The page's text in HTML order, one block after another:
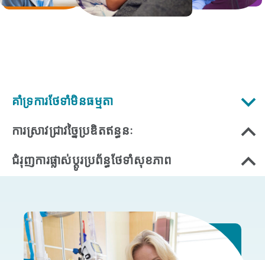
គាំទ្រការថែទាំមិនធម្មតា
ការស្រាវជ្រាវច្នៃប្រឌិតឥន្ធនៈ
ជំរុញការផ្លាស់ប្តូរប្រព័ន្ធថែទាំសុខភាព